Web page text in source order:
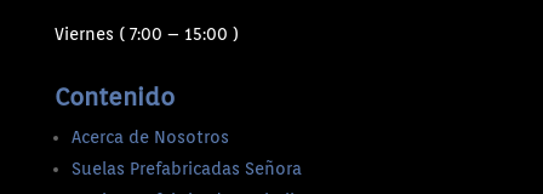
Viernes ( 7:00 – 15:00 )
Contenido
Acerca de Nosotros
Suelas Prefabricadas Señora